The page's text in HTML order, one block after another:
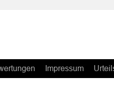
Impressum